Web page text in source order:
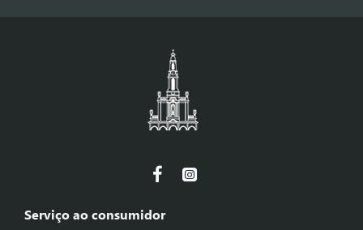
Serviço ao consumidor